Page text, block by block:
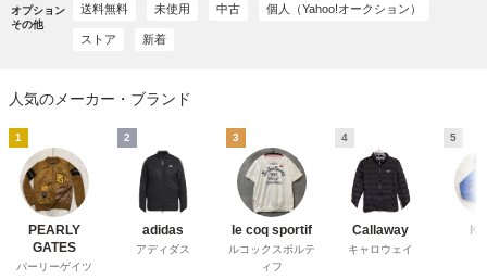
オプション
その他
送料無料 未使用 中古 個人（Yahoo!オークション）
ストア 新着
人気のメーカー・ブランド
1
PEARLY
GATES
パーリーゲイツ
2
adidas
アディダス
3
le coq sportif
ルコックスポルテ
ィフ
4
Callaway
キャロウェイ
5